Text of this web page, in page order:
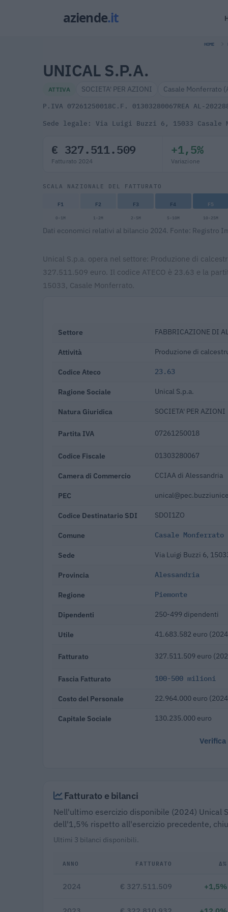
HOME
UNICAL S.P.A.
ATTIVA SOCIETA' PER AZIONI Casale Monferrato
P.IVA 07261250018C.F. 01303280067REA AL-
Sede legale: Via Luigi Buzzi 6, 15033 Casale
€ 327.511.509
Fatturato 2024
+1,5%
Variazione
SCALA NAZIONALE DEL FATTURATO
F1 F2 F3 F4 F5
0-1M 1-2M 2-5M 5-10M 10-25M
Dati economici relativi al bilancio 2024. Fonte: Registro
Unical S.p.a. opera nel settore: Produzione di
327.511.509 euro. Il codice ATECO è 23.63 e la
15033, Casale Monferrato.
Settore FABBRICAZIONE DI
Attività Produzione di
Codice Ateco 23.63
Ragione Sociale Unical S.p.a.
Natura Giuridica SOCIETA' PER AZIONI
Partita IVA 07261250018
Codice Fiscale 01303280067
Camera di Commercio CCIAA di Alessandria
PEC
Codice Destinatario SDI SDOI1ZO
Comune Casale Monferrato
Sede Via Luigi Buzzi 6,
Provincia Alessandria
Regione Piemonte
Dipendenti 250-499 dipendenti
Utile 41.683.582 euro
Fatturato 327.511.509 euro
Fascia Fatturato 100-500 milioni
Costo del Personale 22.964.000 euro
Capitale Sociale 130.235.000 euro
Fatturato e bilanci
Nell'ultimo esercizio disponibile (2024)
dell'1,5% rispetto all'esercizio precedente,
Ultimi 3 bilanci disponibili.
ANNO FATTURATO Δ%
2024 € 327.511.509 +1,5%